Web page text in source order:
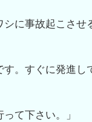
に事故起こさせ
。すぐに発進し
て下さい。」